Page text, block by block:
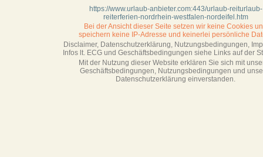
https://www.urlaub-anbieter.com:443/urlaub-reiturlaub-
reiterferien-nordrhein-westfalen-nordeifel.htm
Bei der Ansicht dieser Seite setzen wir keine Cookies
speichern keine IP-Adresse und keinerlei persönliche
Disclaimer, Datenschutzerklärung, Nutzungsbedingungen,
Infos lt. ECG und Geschäftsbedingungen siehe Links auf der
Mit der Nutzung dieser Website erklären Sie sich mit
Geschäftsbedin­gungen, Nutzungsbedingungen und
Datenschutzerklärung einverstanden.